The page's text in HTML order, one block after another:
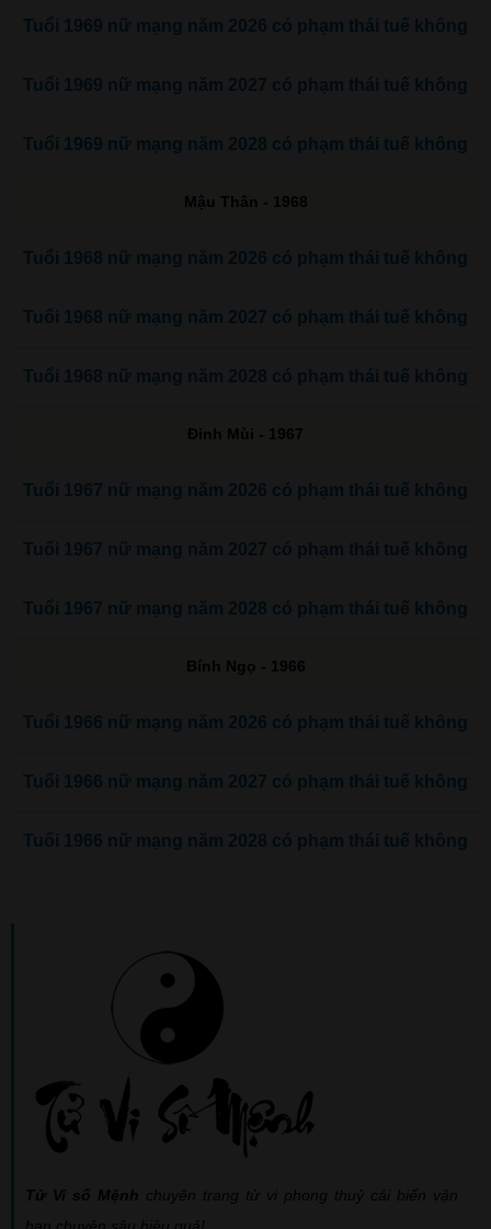
Tuổi 1969 nữ mạng năm 2026 có phạm thái tuế không
Tuổi 1969 nữ mạng năm 2027 có phạm thái tuế không
Tuổi 1969 nữ mạng năm 2028 có phạm thái tuế không
Mậu Thân - 1968
Tuổi 1968 nữ mạng năm 2026 có phạm thái tuế không
Tuổi 1968 nữ mạng năm 2027 có phạm thái tuế không
Tuổi 1968 nữ mạng năm 2028 có phạm thái tuế không
Đinh Mùi - 1967
Tuổi 1967 nữ mạng năm 2026 có phạm thái tuế không
Tuổi 1967 nữ mạng năm 2027 có phạm thái tuế không
Tuổi 1967 nữ mạng năm 2028 có phạm thái tuế không
Bính Ngọ - 1966
Tuổi 1966 nữ mạng năm 2026 có phạm thái tuế không
Tuổi 1966 nữ mạng năm 2027 có phạm thái tuế không
Tuổi 1966 nữ mạng năm 2028 có phạm thái tuế không
Tử Vi số Mệnh chuyên trang tử vi phong thuỷ cải biến vận
hạn chuyên sâu hiệu quả!